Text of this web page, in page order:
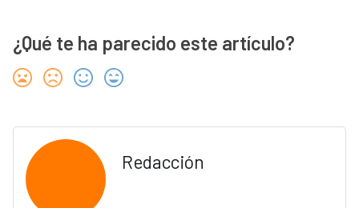
¿Qué te ha parecido este artículo?
Redacción